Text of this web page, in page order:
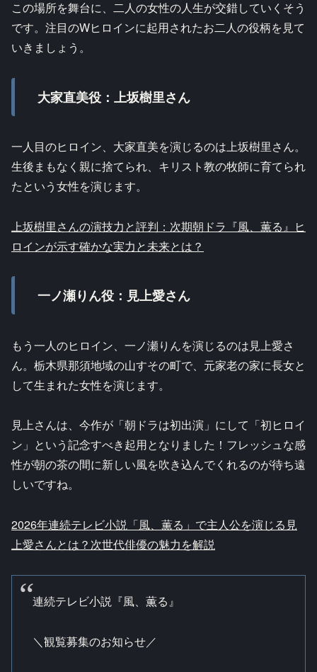
この場所を舞台に、二人の女性の人生が交錯していくそう
です。注目のWヒロインに起用されたお二人の役柄を見て
いきましょう。
大家直美役：上坂樹里さん
一人目のヒロイン、大家直美を演じるのは上坂樹里さん。
生後まもなく親に捨てられ、キリスト教の牧師に育てられ
たという女性を演じます。
上坂樹里さんの演技力と評判：次期朝ドラ『風、薫る』ヒ
ロインが示す確かな実力と未来とは？
一ノ瀬りん役：見上愛さん
もう一人のヒロイン、一ノ瀬りんを演じるのは見上愛さ
ん。栃木県那須地域の山すその町で、元家老の家に長女と
して生まれた女性を演じます。
見上さんは、今作が「朝ドラは初出演」にして「初ヒロイ
ン」という記念すべき起用となりました！フレッシュな感
性が朝の茶の間に新しい風を吹き込んでくれるのが待ち遠
しいですね。
2026年連続テレビ小説「風、薫る」で主人公を演じる見
上愛さんとは？次世代俳優の魅力を解説
連続テレビ小説『風、薫る』
＼観覧募集のお知らせ／